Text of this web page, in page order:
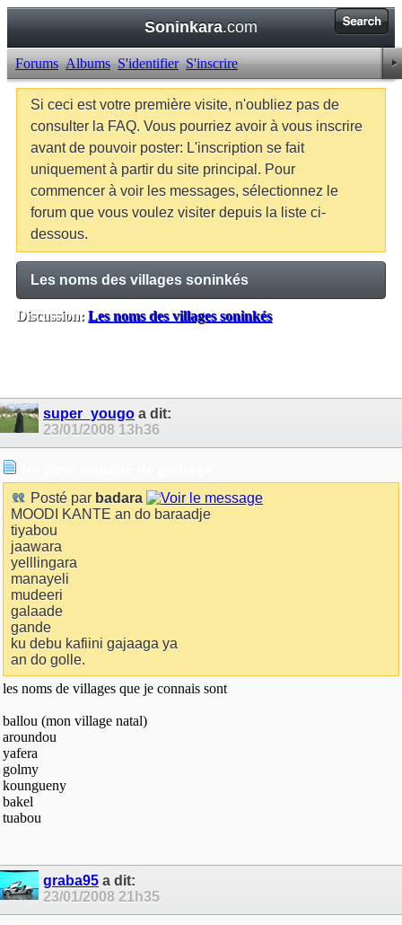
Soninkara.com
Forums Albums S'identifier S'inscrire
Si ceci est votre première visite, n'oubliez pas de
consulter la FAQ. Vous pourriez avoir à vous inscrire
avant de pouvoir poster: L'inscription se fait
uniquement à partir du site principal. Pour
commencer à voir les messages, sélectionnez le
forum que vous voulez visiter depuis la liste ci-
dessous.
Les noms des villages soninkés
Discussion: Les noms des villages soninkés
super_yougo a dit:
23/01/2008 13h36
Posté par badara
MOODI KANTE an do baraadje
tiyabou
jaawara
yelllingara
manayeli
mudeeri
galaade
gande
ku debu kafiini gajaaga ya
an do golle.
les noms de villages que je connais sont
ballou (mon village natal)
aroundou
yafera
golmy
koungueny
bakel
tuabou
graba95 a dit:
23/01/2008 21h35